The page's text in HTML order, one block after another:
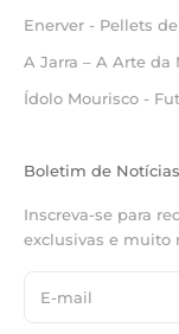
Enerver - Pellets
A Jarra – A Arte da
Ídolo Mourisco -
Boletim de Notícias
Inscreva-se para
exclusivas e muito